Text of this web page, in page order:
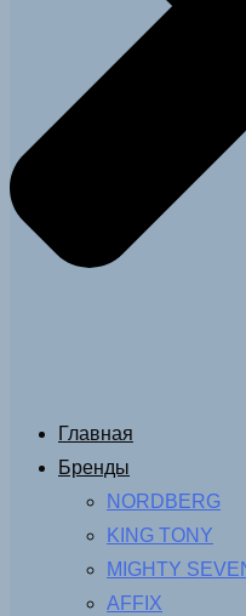
Главная
Бренды
NORDBERG
KING TONY
MIGHTY
AFFIX